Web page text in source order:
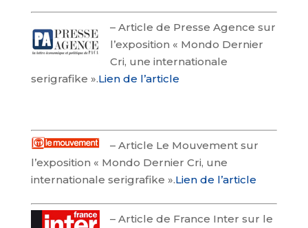
– Article de Presse Agence sur
l’exposition « Mondo Dernier
Cri, une internationale
serigrafike ».Lien de l’article
– Article Le Mouvement sur
l’exposition « Mondo Dernier Cri, une
internationale serigrafike ».Lien de l’article
– Article de France Inter sur le